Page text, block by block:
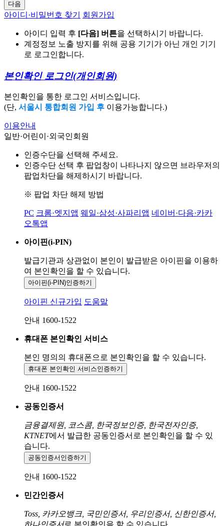
다음
아이디·비밀번호 찾기 회원가입
아이디 입력 후 [다음] 버튼을 선택하시기 바랍니다.
계정정보 노출 방지를 위해 공용 기기가 아닌 개인 기기
로 로그인합니다.
본인확인 로그인(개인회원)
본인확인을 통한 로그인 서비스입니다.
(단, 서울시 통합회원 가입 후 이용가능합니다.)
이용안내
일반·어린이·외국인회원
인증수단을 선택해 주세요.
인증수단 선택 후 팝업창이 나타나지 않으면 브라우저의
팝업차단을 해제하시기 바랍니다.
※ 팝업 차단 해제 방법
PC 크롬·엣지앱 웨일·삼성·사파리앱 네이버·다음·카카
오톡앱
아이핀(i-PIN)
발급기관과 상관없이 본인이 발급받은 아이핀을 이용하
여 본인확인을 할 수 있습니다.
아이핀(i-PIN)인증하기
아이핀 신규가입 도움말
안내 1600-1522
휴대폰 본인확인 서비스
본인 명의의 휴대폰으로 본인확인을 할 수 있습니다.
휴대폰 본인확인 서비스인증하기
안내 1600-1522
공동인증서
금융결제원, 코스콤, 한국정보인증, 한국전자인증,
KTNET에서 발급한 공동인증서로 본인확인을 할 수 있
습니다.
공동인증서 인증하기
안내 1600-1522
민간인증서
Toss, 카카오뱅크, 국민인증서, 우리인증서, 신한인증서,